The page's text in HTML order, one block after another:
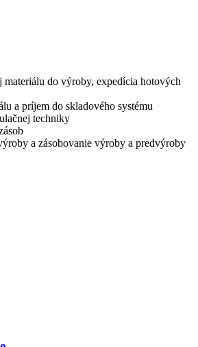
do výroby, expedícia hotových
a príjem do skladového systému
techniky
a zásobovanie výroby a predvýroby